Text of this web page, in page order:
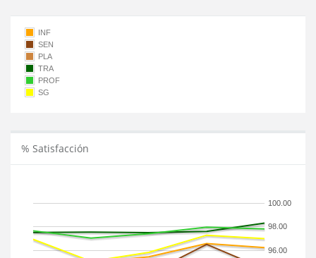
INF
SEN
PLA
TRA
PROF
SG
% Satisfacción
96.00
98.00
100.00